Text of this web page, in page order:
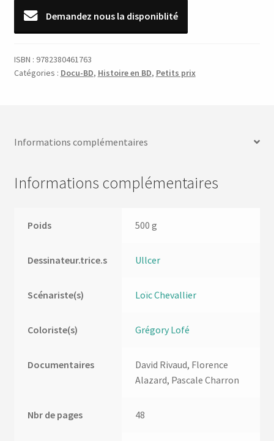
Demandez nous la disponiblité
ISBN : 9782380461763
Catégories : Docu-BD, Histoire en BD, Petits prix
Informations complémentaires
Informations complémentaires
Poids 500 g
Dessinateur.trice.s Ullcer
Scénariste(s) Loïc Chevallier
Coloriste(s) Grégory Lofé
Documentaires
David Rivaud, Florence
Alazard, Pascale Charron
Nbr de pages 48